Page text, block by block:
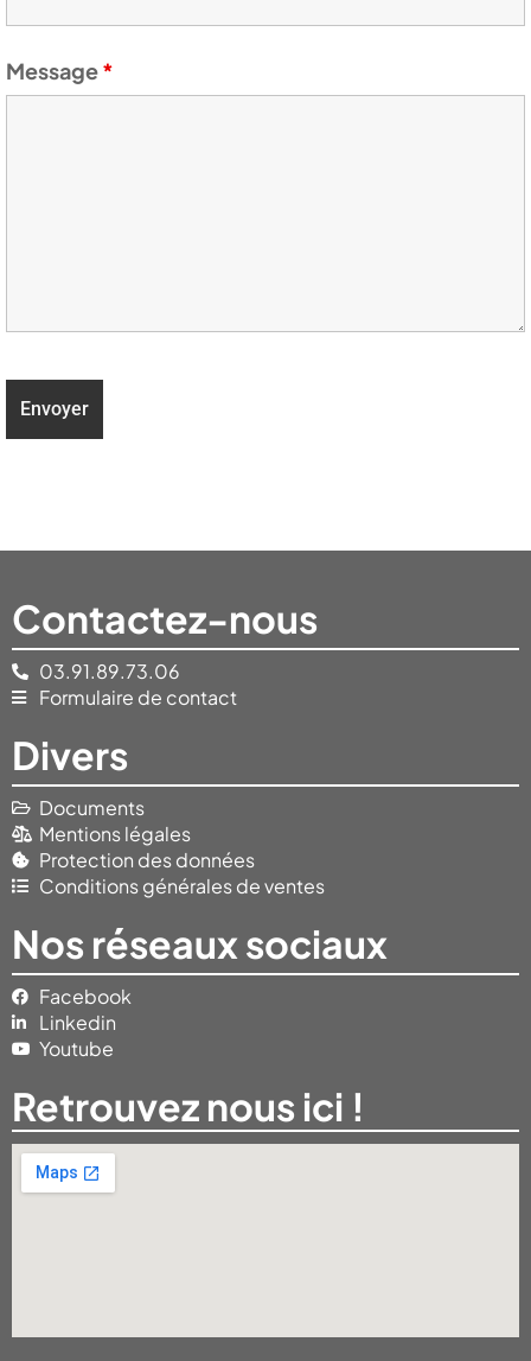
Message*
Contactez-nous
03.91.89.73.06
Formulaire de contact
Divers
Documents
Mentions légales
Protection des données
Conditions générales de ventes
Nos réseaux sociaux
Facebook
Linkedin
Youtube
Retrouvez nous ici !